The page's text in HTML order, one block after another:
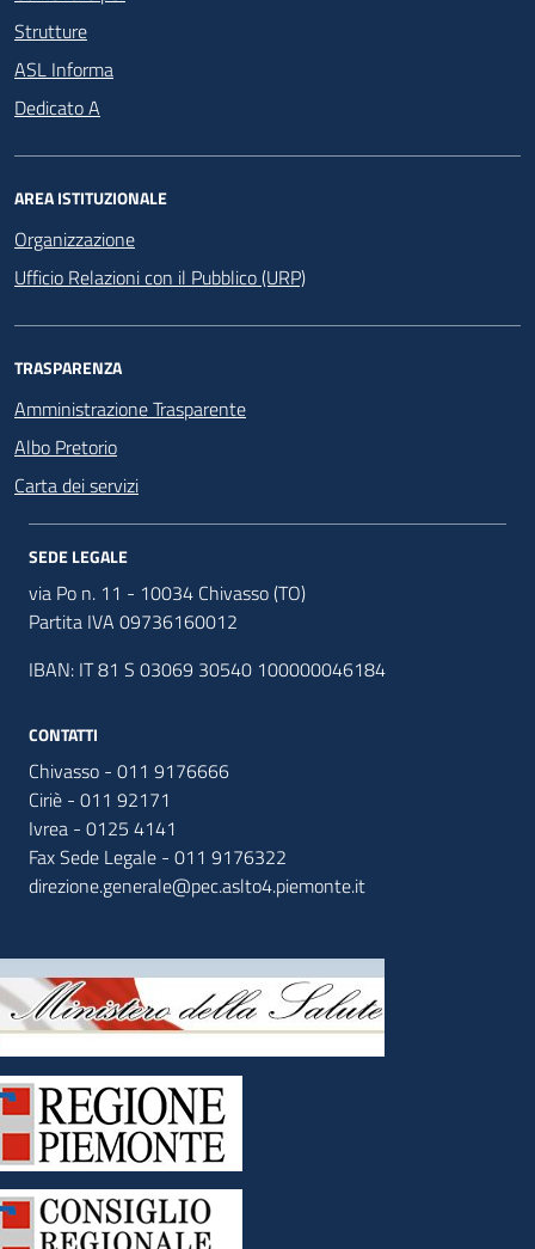
Strutture
ASL Informa
Dedicato A
AREA ISTITUZIONALE
Organizzazione
Ufficio Relazioni con il Pubblico (URP)
TRASPARENZA
Amministrazione Trasparente
Albo Pretorio
Carta dei servizi
SEDE LEGALE
via Po n. 11 - 10034 Chivasso (TO)
Partita IVA 09736160012
IBAN: IT 81 S 03069 30540 100000046184
CONTATTI
Chivasso - 011 9176666
Ciriè - 011 92171
Ivrea - 0125 4141
Fax Sede Legale - 011 9176322
direzione.generale@pec.aslto4.piemonte.it